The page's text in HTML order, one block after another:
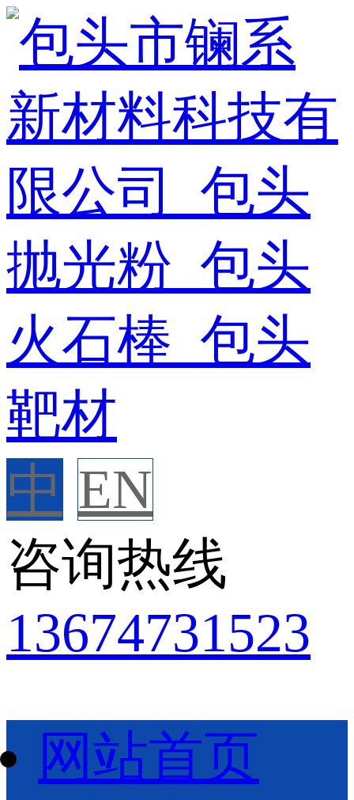
中 EN
咨询热线
13674731523
网站首页